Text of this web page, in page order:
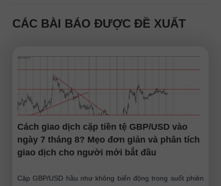
CÁC BÀI BÁO ĐƯỢC ĐỀ XUẤT
Cách giao dịch cặp tiền tệ GBP/USD vào
ngày 7 tháng 8? Mẹo đơn giản và phân tích
giao dịch cho người mới bắt đầu
Cặp GBP/USD hầu như không biến động trong suốt phiên